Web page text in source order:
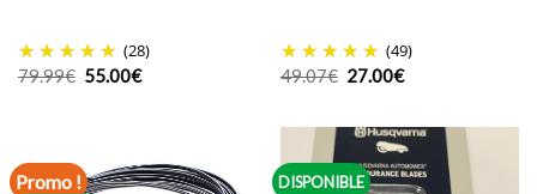
(28)
79.99€ Le
prix
55.00€Le
prix
(49)
49.07€ Le
prix
49.07€.
27.00€Le
prix
27.00€.
Promo ! DISPONIBLE